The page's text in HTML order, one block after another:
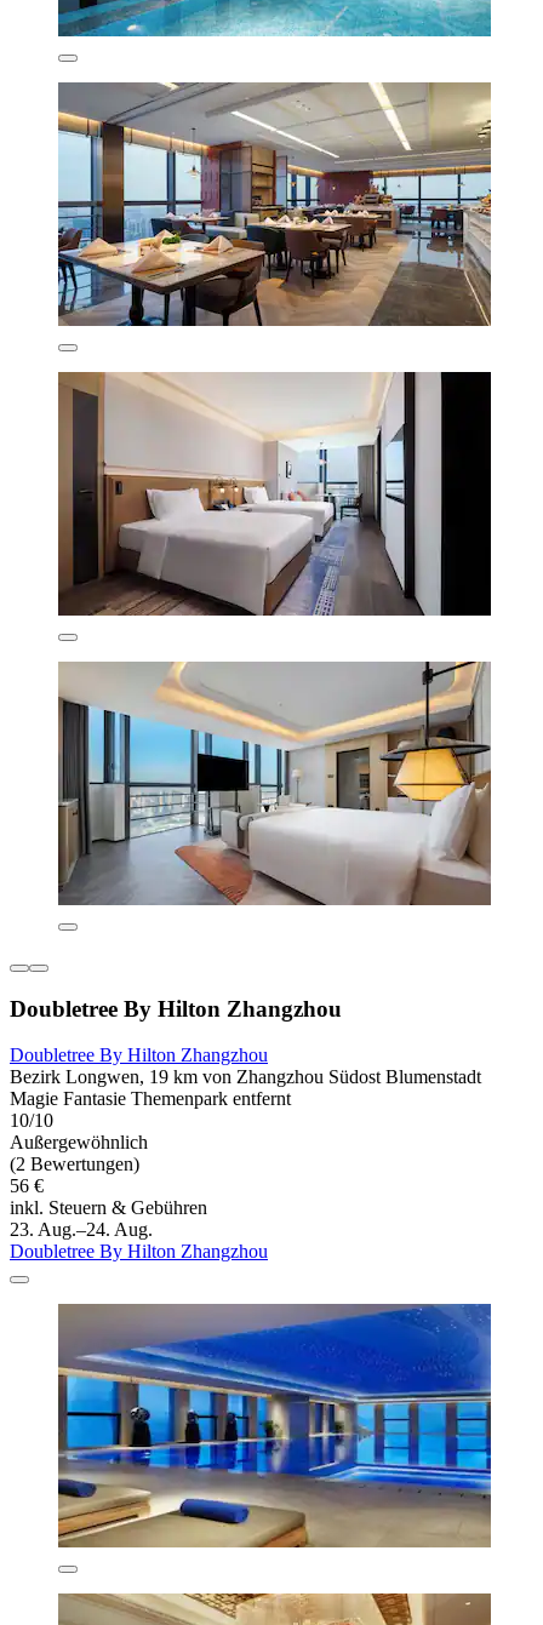
Doubletree By Hilton Zhangzhou
Doubletree By Hilton Zhangzhou
Bezirk Longwen, 19 km von Zhangzhou Südost Blumenstadt
Magie Fantasie Themenpark entfernt
10/10
Außergewöhnlich
(2 Bewertungen)
56 €
inkl. Steuern & Gebühren
23. Aug.–24. Aug.
Doubletree By Hilton Zhangzhou